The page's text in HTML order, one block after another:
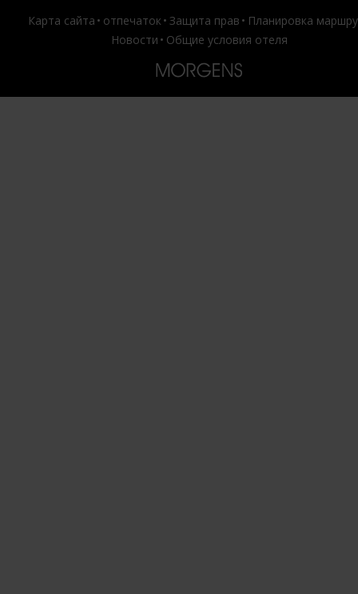
Карта сайта
отпечаток Защита прав
Планировка
Новости
Общие условия отеля